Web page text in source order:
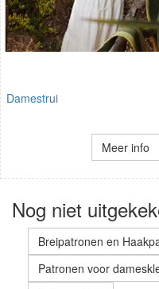
Damestrui
Meer info
Nog niet
Breipatronen en
Patronen voor